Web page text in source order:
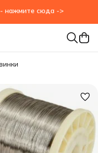
Гос.учреждения и юрлица - нажмите сюда ->